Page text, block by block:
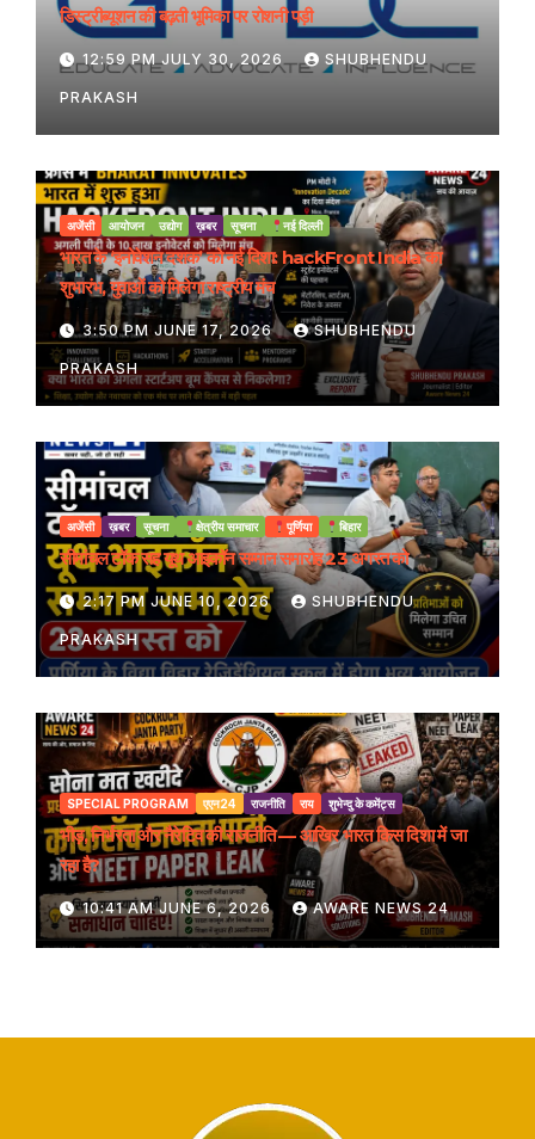
डिस्ट्रीब्यूशन की बढ़ती भूमिका पर रोशनी पड़ी
12:59 PM JULY 30, 2026 SHUBHENDU
PRAKASH
अजेंसी आयोजन उद्योग ख़बर सूचना नई दिल्ली
भारत के ‘इनोवेशन दशक’ को नई दिशा: hackFront India का
शुभारंभ, युवाओं को मिलेगा राष्ट्रीय मंच
3:50 PM JUNE 17, 2026 SHUBHENDU
PRAKASH
अजेंसी ख़बर सूचना क्षेत्रीय समाचार पूर्णिया बिहार
सीमांचल टॉक सह यूथ आइकॉन सम्मान समारोह 23 अगस्त को
2:17 PM JUNE 10, 2026 SHUBHENDU
PRAKASH
SPECIAL PROGRAM एएन24 राजनीति राय शुभेन्दु के कमेंट्स
भीड़, निर्भरता और नैरेटिव की राजनीति — आखिर भारत किस दिशा में जा
रहा है?
10:41 AM JUNE 6, 2026 AWARE NEWS 24